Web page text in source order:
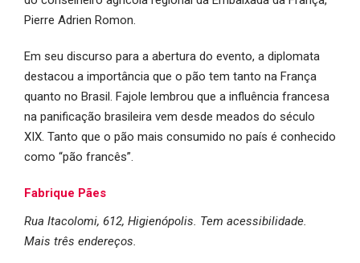
Pierre Adrien Romon.
Em seu discurso para a abertura do evento, a diplomata
destacou a importância que o pão tem tanto na França
quanto no Brasil. Fajole lembrou que a influência francesa
na panificação brasileira vem desde meados do século
XIX. Tanto que o pão mais consumido no país é conhecido
como “pão francês”.
Fabrique Pães
Rua Itacolomi, 612, Higienópolis. Tem acessibilidade.
Mais três endereços.